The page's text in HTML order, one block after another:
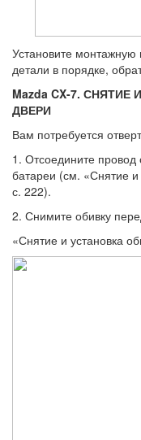
Установите
детали в порядке,
Mazda CX-7.
ДВЕРИ
Вам потребуется
1. Отсоедините
батареи (см. «Снятие и
с. 222).
2. Снимите обивку
«Снятие и установка